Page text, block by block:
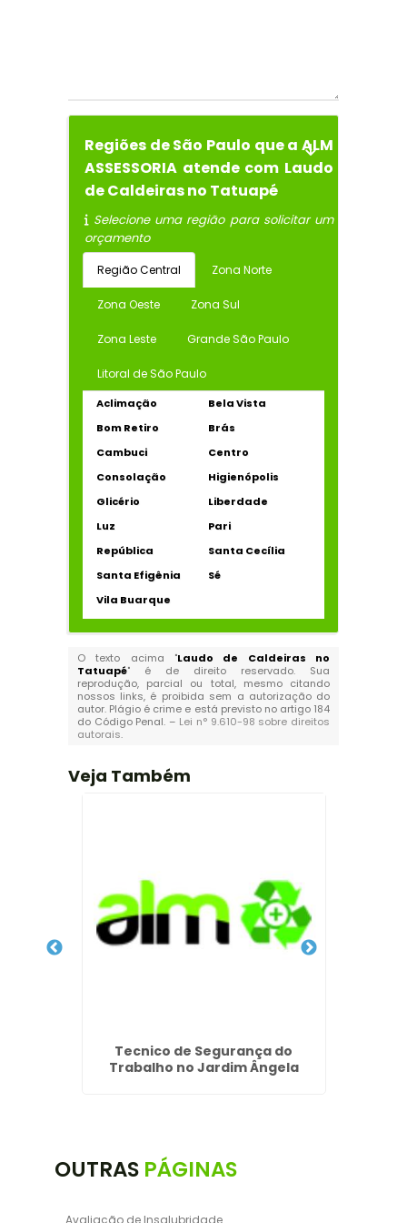
Regiões de São Paulo que a ALM
ASSESSORIA atende com Laudo
de Caldeiras no Tatuapé
Selecione uma região para solicitar um
orçamento
Região Central Zona Norte
Zona Oeste Zona Sul
Zona Leste Grande São Paulo
Litoral de São Paulo
Aclimação
Bela Vista
Bom Retiro
Brás
Cambuci
Centro
Consolação
Higienópolis
Glicério
Liberdade
Luz
Pari
República
Santa Cecília
Santa Efigênia
Sé
Vila Buarque
O texto acima "Laudo de Caldeiras no
Tatuapé" é de direito reservado. Sua
reprodução, parcial ou total, mesmo citando
nossos links, é proibida sem a autorização do
autor. Plágio é crime e está previsto no artigo 184
do Código Penal. – Lei n° 9.610-98 sobre direitos
autorais.
Veja Também
Tecnico de Segurança do
Trabalho no Jardim Ângela
OUTRAS PÁGINAS
Avaliação de Insalubridade